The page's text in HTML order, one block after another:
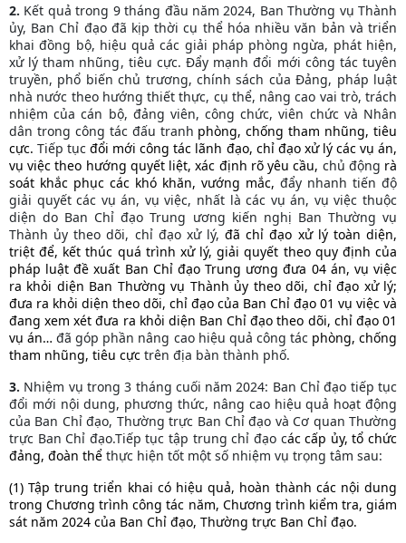
2. Kết quả trong 9 tháng đầu năm 2024, Ban Thường vụ Thành
ủy, Ban Chỉ đạo đã kịp thời cụ thể hóa nhiều văn bản và triển
khai đồng bộ, hiệu quả các giải pháp phòng ngừa, phát hiện,
xử lý tham nhũng, tiêu cực. Đẩy mạnh đổi mới công tác tuyên
truyền, phổ biến chủ trương, chính sách của Đảng, pháp luật
nhà nước theo hướng thiết thực, cụ thể, nâng cao vai trò, trách
nhiệm của cán bộ, đảng viên, công chức, viên chức và Nhân
dân trong công tác đấu tranh phòng, chống tham nhũng, tiêu
cực.Tiếp tụcđổi mới công tác lãnh đạo, chỉ đạo xử lý các vụ án,
vụ việc theo hướng quyết liệt, xác định rõ yêu cầu, chủ động rà
soát khắc phục các khó khăn, vướng mắc, đẩy nhanh tiến độ
giải quyết các vụ án, vụ việc, nhất là các vụ án, vụ việc thuộc
diện do Ban Chỉ đạo Trung ương kiến nghị Ban Thường vụ
Thành ủy theo dõi, chỉ đạo xử lý,đã chỉ đạo xử lý toàn diện,
triệt để, kết thúc quá trình xử lý, giải quyết theo quy định của
pháp luật đề xuất Ban Chỉ đạo Trung ương đưa 04 án, vụ việc
ra khỏi diện Ban Thường vụ Thành ủy theo dõi, chỉ đạo xử lý;
đưa ra khỏi diện theo dõi, chỉ đạo của Ban Chỉ đạo 01 vụ việc và
đang xem xét đưa ra khỏi diện Ban Chỉ đạo theo dõi, chỉ đạo 01
vụ án… đã góp phần nâng cao hiệu quả công tác phòng, chống
tham nhũng, tiêu cực trên địa bàn thành phố.
3. Nhiệm vụ trong 3 tháng cuối năm 2024: Ban Chỉ đạo tiếp tục
đổi mới nội dung, phương thức, nâng cao hiệu quả hoạt động
của Ban Chỉ đạo, Thường trực Ban Chỉ đạo và Cơ quan Thường
trực Ban Chỉ đạo.Tiếp tục tập trung chỉ đạo các cấp ủy, tổ chức
đảng, đoàn thể thực hiện tốt một số nhiệm vụ trọng tâm sau:
(1) Tập trung triển khai có hiệu quả, hoàn thành các nội dung
trong Chương trình công tác năm, Chương trình kiểm tra, giám
sát năm 2024 của Ban Chỉ đạo, Thường trực Ban Chỉ đạo.